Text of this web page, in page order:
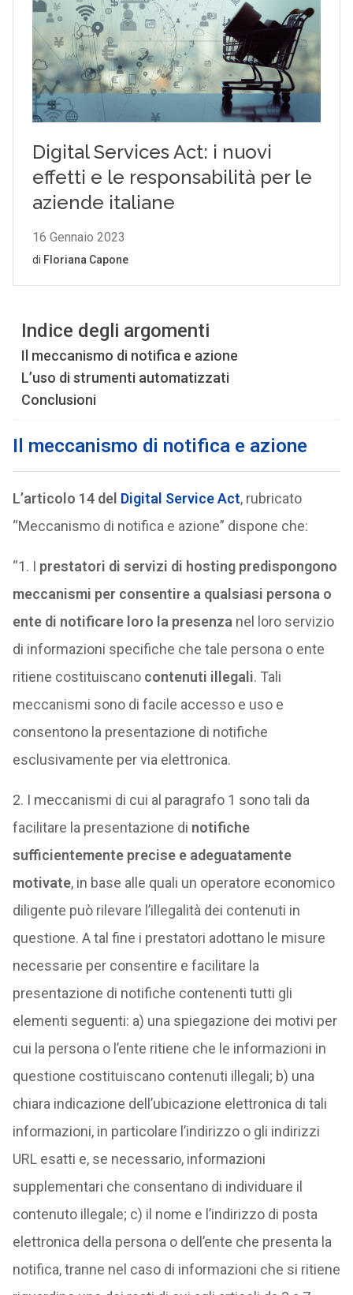
Indice degli argomenti
Il meccanismo di notifica e azione
L’uso di strumenti automatizzati
Conclusioni
Il meccanismo di notifica e azione
L’articolo 14 del Digital Service Act, rubricato
“Meccanismo di notifica e azione” dispone che:
“1. I prestatori di servizi di hosting predispongono
meccanismi per consentire a qualsiasi persona o
ente di notificare loro la presenza nel loro servizio
di informazioni specifiche che tale persona o ente
ritiene costituiscano contenuti illegali. Tali
meccanismi sono di facile accesso e uso e
consentono la presentazione di notifiche
esclusivamente per via elettronica.
2. I meccanismi di cui al paragrafo 1 sono tali da
facilitare la presentazione di notifiche
sufficientemente precise e adeguatamente
motivate, in base alle quali un operatore economico
diligente può rilevare l’illegalità dei contenuti in
questione. A tal fine i prestatori adottano le misure
necessarie per consentire e facilitare la
presentazione di notifiche contenenti tutti gli
elementi seguenti: a) una spiegazione dei motivi per
cui la persona o l’ente ritiene che le informazioni in
questione costituiscano contenuti illegali; b) una
chiara indicazione dell’ubicazione elettronica di tali
informazioni, in particolare l’indirizzo o gli indirizzi
URL esatti e, se necessario, informazioni
supplementari che consentano di individuare il
contenuto illegale; c) il nome e l’indirizzo di posta
elettronica della persona o dell’ente che presenta la
notifica, tranne nel caso di informazioni che si ritiene